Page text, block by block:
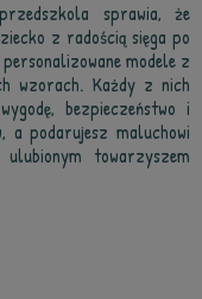
sprawia, że
z radością sięga po
modele z
wzorach. Każdy z nich
bezpieczeństwo i
a podarujesz maluchowi
towarzyszem